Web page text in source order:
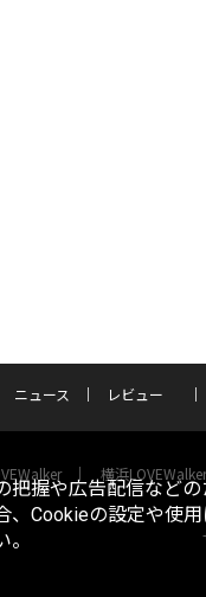
ニュース レビュー
横浜LOVEWalker
把握や広告配信など
、Cookieの設定や使